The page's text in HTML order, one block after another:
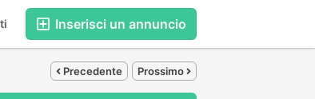
Inserisci un annuncio
Precedente Prossimo